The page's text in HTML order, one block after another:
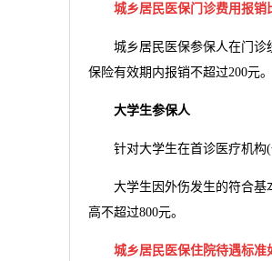
城乡居民医保门诊费用报销
城乡居民医保参保人在门诊统
保险有效期内报销不超过200元。
大学生参保人
针对大学生在首诊医疗机构(
大学生因外伤发生的符合基本
高不超过800元。
城乡居民医保住院待遇标准